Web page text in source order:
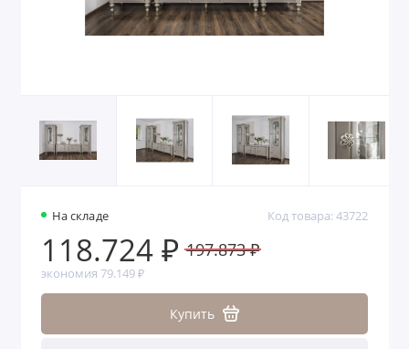
На складе Код товара: 43722
118.724 ₽ 197.873 ₽
экономия 79.149 ₽
Купить